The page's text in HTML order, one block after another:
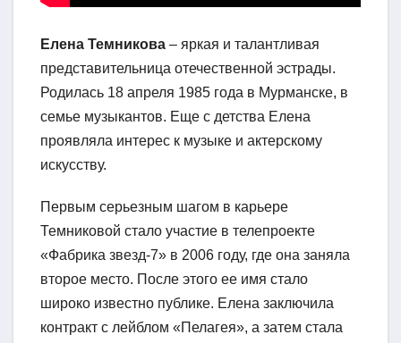
Елена Темникова – яркая и талантливая
представительница отечественной эстрады.
Родилась 18 апреля 1985 года в Мурманске, в
семье музыкантов. Еще с детства Елена
проявляла интерес к музыке и актерскому
искусству.
Первым серьезным шагом в карьере
Темниковой стало участие в телепроекте
«Фабрика звезд-7» в 2006 году, где она заняла
второе место. После этого ее имя стало
широко известно публике. Елена заключила
контракт с лейблом «Пелагея», а затем стала